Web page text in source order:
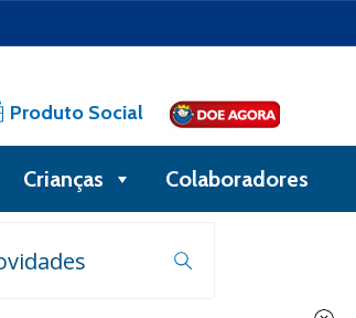
Produto Social
Crianças Colaboradores